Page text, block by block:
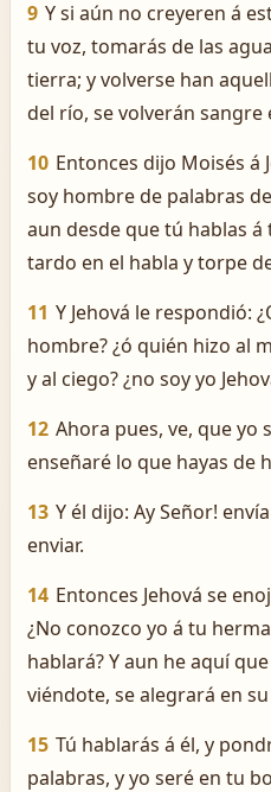
9 Y si aún no creyeren á
tu voz, tomarás de las
tierra; y volverse han
del río, se volverán sangre
10 Entonces dijo Moisés á
soy hombre de palabras
aun desde que tú hablas
tardo en el habla y torpe
11 Y Jehová le respondió:
hombre? ¿ó quién hizo al
y al ciego? ¿no soy yo
12 Ahora pues, ve, que yo
enseñaré lo que hayas de
13 Y él dijo: ­Ay Señor!
enviar.
14 Entonces Jehová se
¿No conozco yo á tu
hablará? Y aun he aquí
viéndote, se alegrará en
15 Tú hablarás á él, y
palabras, y yo seré en tu